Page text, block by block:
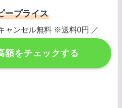
ープライス
ャンセル無料 ※送料0円 ／
額をチェックする